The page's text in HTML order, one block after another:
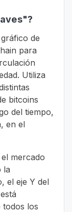
de
para
Utiliza
bitcoins
del tiempo,
en el
mercado
la
el eje Y del
todos los